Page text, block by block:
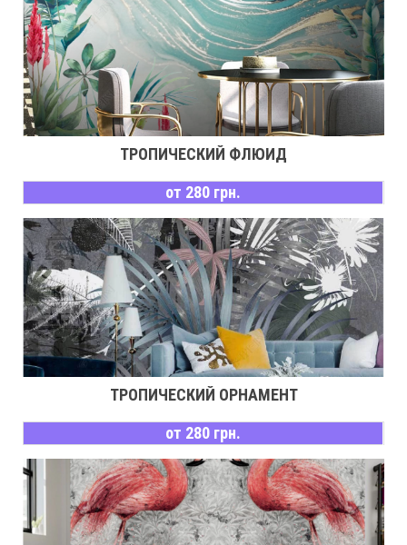
ТРОПИЧЕСКИЙ ФЛЮИД
от 280 грн.
ТРОПИЧЕСКИЙ ОРНАМЕНТ
от 280 грн.